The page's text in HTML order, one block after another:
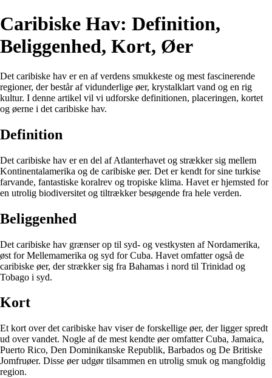
Caribiske Hav: Definition,
Beliggenhed, Kort, Øer
Det caribiske hav er en af verdens smukkeste og mest fascinerende
regioner, der består af vidunderlige øer, krystalklart vand og en rig
kultur. I denne artikel vil vi udforske definitionen, placeringen, kortet
og øerne i det caribiske hav.
Definition
Det caribiske hav er en del af Atlanterhavet og strækker sig mellem
Kontinentalamerika og de caribiske øer. Det er kendt for sine turkise
farvande, fantastiske koralrev og tropiske klima. Havet er hjemsted for
en utrolig biodiversitet og tiltrækker besøgende fra hele verden.
Beliggenhed
Det caribiske hav grænser op til syd- og vestkysten af Nordamerika,
øst for Mellemamerika og syd for Cuba. Havet omfatter også de
caribiske øer, der strækker sig fra Bahamas i nord til Trinidad og
Tobago i syd.
Kort
Et kort over det caribiske hav viser de forskellige øer, der ligger spredt
ud over vandet. Nogle af de mest kendte øer omfatter Cuba, Jamaica,
Puerto Rico, Den Dominikanske Republik, Barbados og De Britiske
Jomfruøer. Disse øer udgør tilsammen en utrolig smuk og mangfoldig
region.